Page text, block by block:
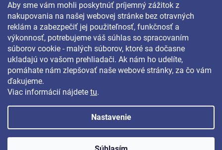
Aby sme vám mohli poskytnúť príjemný zážitok z
nakupovania na našej webovej stránke bez otravných
reklám a zabezpečiť jej použiteľnosť, funkčnosť a
výkonnosť, potrebujeme váš súhlas so spracovaním
súborov cookie - malých súborov, ktoré sa dočasne
ukladajú vo vašom prehliadači. Ak nám ho udelíte,
pomáhate nám zlepšovať naše webové stránky, za čo vám
ďakujeme.
Viac informácií nájdete tu.
Nastavenie
Pre akcie, súťaže a zľavy nás sledujte na:
Copyright 2026 LAVONIO.sk. Všetky práva vyhradené.